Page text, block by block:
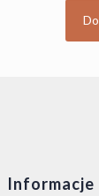
Informacje